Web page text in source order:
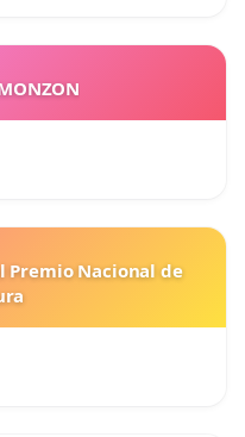
Premio Nacional de